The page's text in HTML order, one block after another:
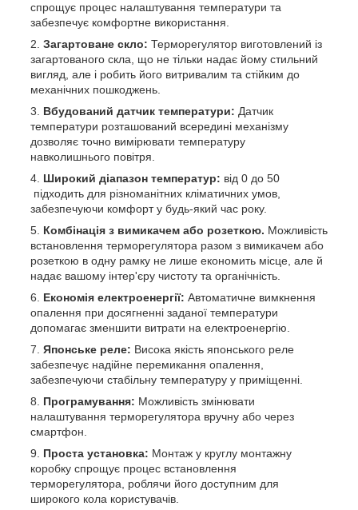
спрощує процес налаштування температури та
забезпечує комфортне використання.
Загартоване скло: Терморегулятор виготовлений із
загартованого скла, що не тільки надає йому стильний
вигляд, але і робить його витривалим та стійким до
механічних пошкоджень.
Вбудований датчик температури: Датчик
температури розташований всередині механізму
дозволяє точно вимірювати температуру
навколишнього повітря.
Широкий діапазон температур: від 0 до 50
підходить для різноманітних кліматичних умов,
забезпечуючи комфорт у будь-який час року.
Комбінація з вимикачем або розеткою. Можливість
встановлення терморегулятора разом з вимикачем або
розеткою в одну рамку не лише економить місце, але й
надає вашому інтер'єру чистоту та органічність.
Економія електроенергії: Автоматичне вимкнення
опалення при досягненні заданої температури
допомагає зменшити витрати на електроенергію.
Японське реле: Висока якість японського реле
забезпечує надійне перемикання опалення,
забезпечуючи стабільну температуру у приміщенні.
Програмування: Можливість змінювати
налаштування терморегулятора вручну або через
смартфон.
Проста установка: Монтаж у круглу монтажну
коробку спрощує процес встановлення
терморегулятора, роблячи його доступним для
широкого кола користувачів.